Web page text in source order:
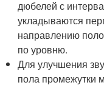
дюбелей с
укладываются
направлению
по уровню.
Для улучшения
пола промежутки